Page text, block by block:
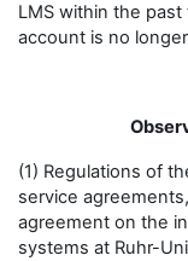
LMS within the
account is no
(1) Regulations of
service
agreement on the
systems at Ruhr-